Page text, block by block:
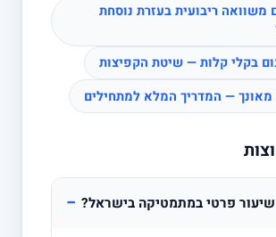
משוואה ריבועית בעזרת נוסחת
בקלי קלות — שיטת הקפיצות
— המדריך המלא למתחילים
פרטי במתמטיקה בישראל? −